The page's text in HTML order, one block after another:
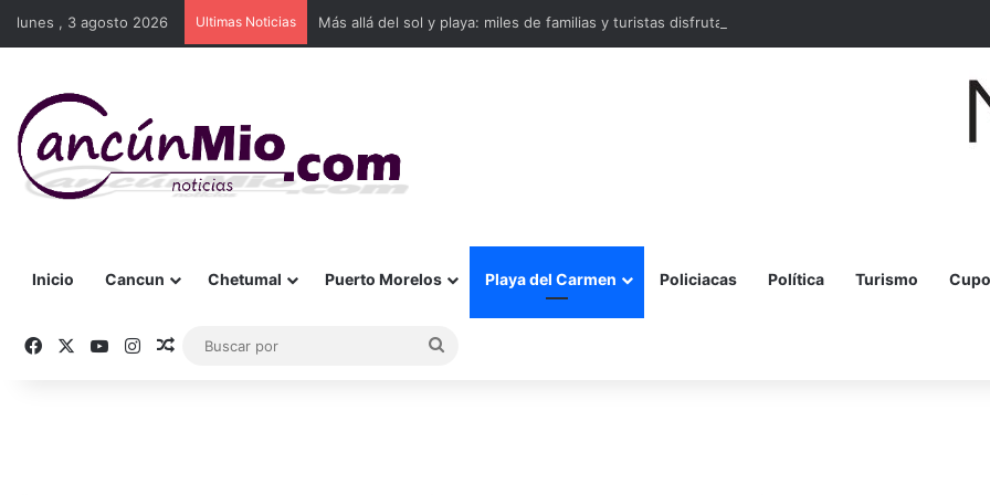
lunes , 3 agosto 2026 Ultimas Noticias Más allá del sol y playa: miles de familias y turistas disfrutan la Festa della Pizza en Malecón
Inicio Cancun Chetumal Puerto Morelos Playa del Carmen Policiacas Política Turismo
FacebookYouTubeInstagram
Publicación al azar